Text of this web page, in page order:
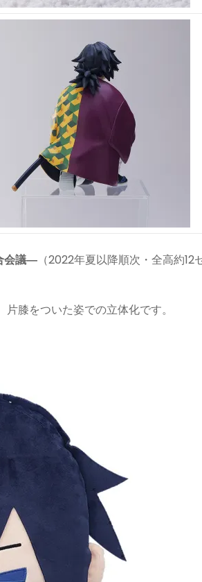
会議― （2022年夏以降順次・全高約12
膝をついた姿での立体化です。